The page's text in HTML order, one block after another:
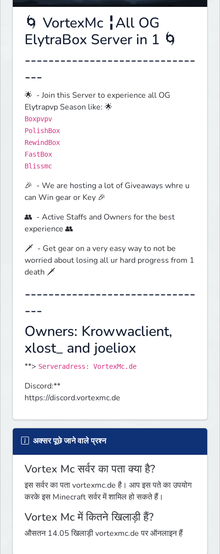
🌀 VortexMc ╏All OG
ElytraBox Server in 1 🌀
-----------------------------
---
🌟  - Join this Server to experience all OG
Boxpvpv
PolishBox
RewindBox
FastBox
Blissmc
🎉  - We are hosting a lot of Giveaways whre u
can Win gear or Key 🎉
👥  - Active Staffs and Owners for the best
experience 👥
🗡️  - Get gear on a very easy way to not be
worried about losing all ur hard progress from 1
death 🗡️
-----------------------------
---
Owners: Krowwaclient,
xlost_ and joeliox
**> Serveradress: VortexMc.de
Discord:**
https://discord.vortexmc.de
अक्सर पूछे जाने वाले प्रश्न
Vortex Mc सर्वर का पता क्या है?
इस सर्वर का पता vortexmc.de है। आप इस पते का उपयोग
करके इस Minecraft सर्वर में शामिल हो सकते हैं।
Vortex Mc में कितने खिलाड़ी हैं?
औसतन 14.05 खिलाड़ी vortexmc.de पर ऑनलाइन हैं